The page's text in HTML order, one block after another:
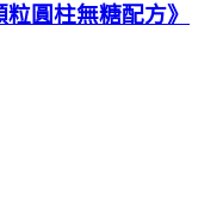
圓柱無糖配方》